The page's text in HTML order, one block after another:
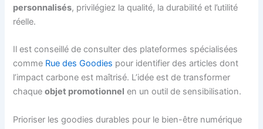
personnalisés, privilégiez la qualité, la durabilité et l’utilité
réelle.
Il est conseillé de consulter des plateformes spécialisées
comme Rue des Goodies pour identifier des articles dont
l’impact carbone est maîtrisé. L’idée est de transformer
chaqueobjet promotionnel en un outil de sensibilisation.
Prioriser les goodies durables pour le bien-être numérique